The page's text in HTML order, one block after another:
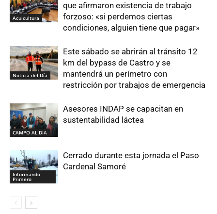
Acuicultura
que afirmaron existencia de trabajo
forzoso: «si perdemos ciertas
condiciones, alguien tiene que pagar»
Noticia del Día
Este sábado se abrirán al tránsito 12
km del bypass de Castro y se
mantendrá un perímetro con
restricción por trabajos de emergencia
CAMPO AL DIA
Asesores INDAP se capacitan en
sustentabilidad láctea
Informando
Primero
Cerrado durante esta jornada el Paso
Cardenal Samoré